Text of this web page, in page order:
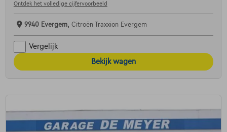
Ontdek het volledige cijfervoorbeeld
9940 Evergem, Citroën Traxxion Evergem
Vergelijk
Bekijk wagen